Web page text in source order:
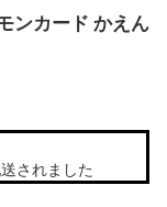
ンカード かえん
されました